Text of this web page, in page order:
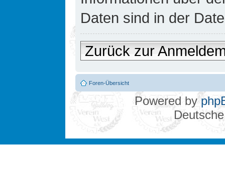
Daten sind in der
Zurück zur
Foren-Übersicht
Powered by